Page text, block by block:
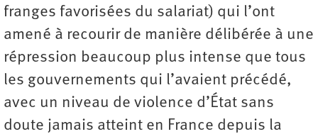
franges favorisées du salariat) qui l’ont
amené à recourir de manière délibérée à une
répression beaucoup plus intense que tous
les gouvernements qui l’avaient précédé,
avec un niveau de violence d’État sans
doute jamais atteint en France depuis la